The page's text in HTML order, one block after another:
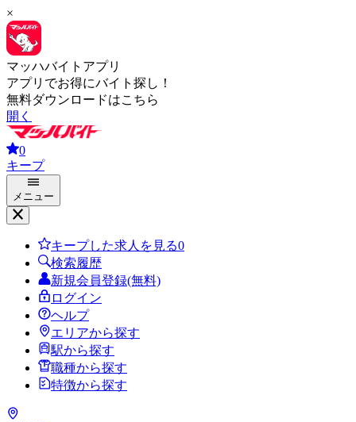
×
マッハバイトアプリ
アプリでお得にバイト探し！
無料ダウンロードはこちら
開く
0
キープ
メニュー
キープした求人を見る0
検索履歴
新規会員登録(無料)
ログイン
ヘルプ
エリアから探す
駅から探す
職種から探す
特徴から探す